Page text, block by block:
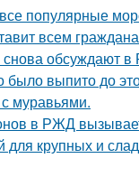
популярные
всем
обсуждают в
выпито до
муравьями.
в РЖД
крупных и